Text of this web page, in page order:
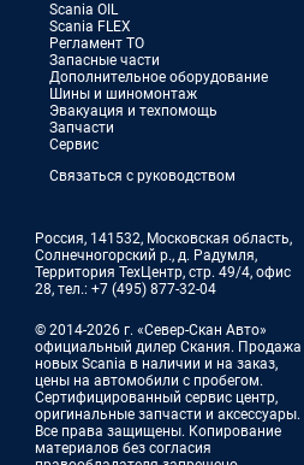
Scania OIL
Scania FLEX
Регламент ТО
Запасные части
Дополнительное оборудование
Шины и шиномонтаж
Эвакуация и техпомощь
Запчасти
Сервис
Связаться с руководством
Россия, 141532, Московская область,
Солнечногорский р., д. Радумля,
Территория ТехЦентр, стр. 49/4, офис
28, тел.: +7 (495) 877-32-04
© 2014-2026 г. «Север-Скан Авто»
официальный дилер Скания. Продажа
новых Scania в наличии и на заказ,
цены на автомобили с пробегом.
Сертифицированный сервис центр,
оригинальные запчасти и аксессуары.
Все права защищены. Копирование
материалов без согласия